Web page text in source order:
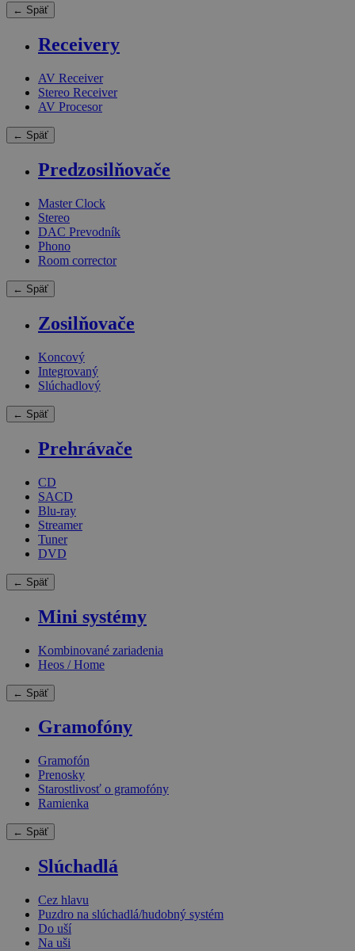
← Späť
Receivery
AV Receiver
Stereo Receiver
AV Procesor
← Späť
Predzosilňovače
Master Clock
Stereo
DAC Prevodník
Phono
Room corrector
← Späť
Zosilňovače
Koncový
Integrovaný
Slúchadlový
← Späť
Prehrávače
CD
SACD
Blu-ray
Streamer
Tuner
DVD
← Späť
Mini systémy
Kombinované zariadenia
Heos / Home
← Späť
Gramofóny
Gramofón
Prenosky
Starostlivosť o gramofóny
Ramienka
← Späť
Slúchadlá
Cez hlavu
Puzdro na slúchadlá/hudobný systém
Do uší
Na uši